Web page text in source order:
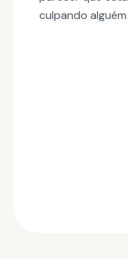
culpando alguém